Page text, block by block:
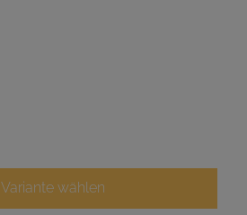
Variante wählen